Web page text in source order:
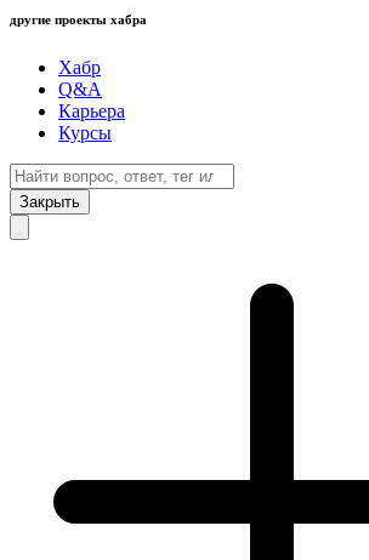
другие проекты хабра
Хабр
Q&A
Карьера
Курсы
Закрыть